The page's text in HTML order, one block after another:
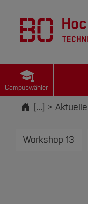
Campuswähler
Startseite
[...]
Workshop 13